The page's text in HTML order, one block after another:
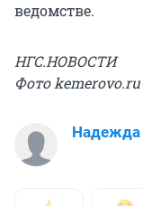
ведомстве.
НГС.НОВОСТИ
Фото kemerovo.ru
Надежда